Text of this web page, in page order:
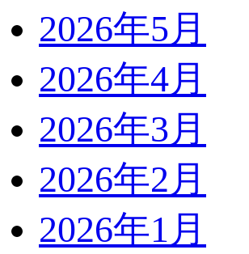
2026年5月
2026年4月
2026年3月
2026年2月
2026年1月